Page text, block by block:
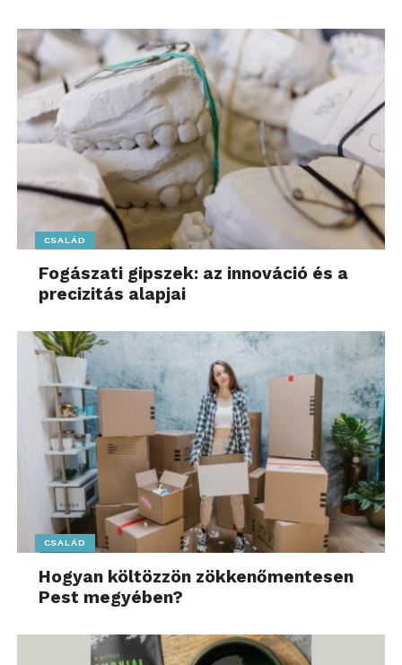
működésének köszönhetően ideálisak városi
környezetben, és bármilyen időjárás esetén
használhatók.
Az új Automower® 308V maximum 800 m²-es
területen használható, az Automower® 312V pedig
maximum 1.200 m²-es területekre lett tervezve.
Akár 40%-os emelkedőkön is alkalmazhatók, és a
vágási felület csíkos, négyzetrácsos vagy
háromszögmintás kivitelben is választható.
Elkalauzoljuk a hírek világában! További friss híreket
talál aKalauz.hu főoldalán! Kövesse a TechKalauz
technológiai híreket és csatlakozzon hozzánk
Facebookon
CSALÁD
Fogászati gipszek: az innováció és a
precizitás alapjai
CSALÁD
Hogyan költözzön zökkenőmentesen
Pest megyében?